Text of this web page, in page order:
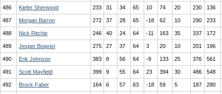
486 Kiefer Sherwood 233 31 34 65 10 74 20 230 136
487 Morgan Barron 272 37 28 65 -18 62 10 290 233
488 Nick Ritchie 246 40 24 64 -11 163 35 337 172
489 Jesper Boqvist 275 27 37 64 3 20 10 201 196
490 Erik Johnson 383 8 56 64 -9 133 25 376 561
491 Scott Mayfield 399 9 55 64 23 394 30 486 548
492 Brock Faber 164 6 57 63 -18 59 5 187 280